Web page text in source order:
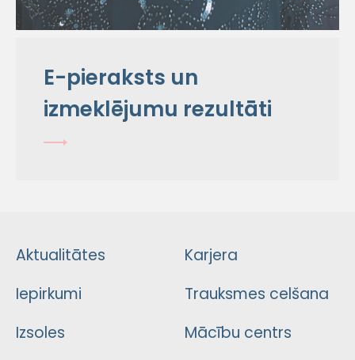
E-pieraksts un
izmeklējumu rezultāti
Aktualitātes
Iepirkumi
Izsoles
Karjera
Trauksmes celšana
Mācību centrs